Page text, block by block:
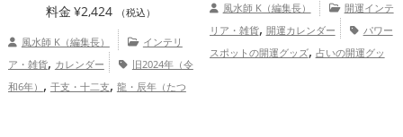
料金 ¥2,424 （税込）
風水師 K（編集長）
インテリ
ア・雑貨, カレンダー
旧2024年（令
和6年） , 干支・十二支, 龍・辰年（たつ
風水師 K（編集長）
開運インテ
リア・雑貨, 開運カレンダー
パワー
スポットの開運グッズ, 占いの開運グッ